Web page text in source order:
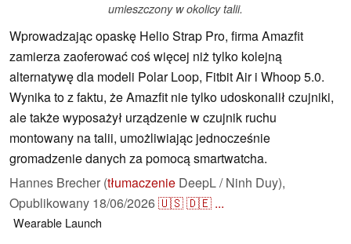
umieszczony w okolicy talii.
Wprowadzając opaskę Helio Strap Pro, firma Amazfit
zamierza zaoferować coś więcej niż tylko kolejną
alternatywę dla modeli Polar Loop, Fitbit Air i Whoop 5.0.
Wynika to z faktu, że Amazfit nie tylko udoskonalił czujniki,
ale także wyposażył urządzenie w czujnik ruchu
montowany na talii, umożliwiając jednocześnie
gromadzenie danych za pomocą smartwatcha.
Hannes Brecher (tłumaczenie DeepL / Ninh Duy),
Opublikowany 18/06/2026🇺🇸🇩🇪 ...
Wearable Launch